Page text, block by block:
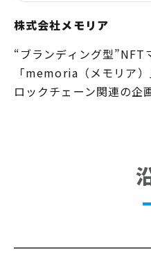
株式会社メモリア
“ブランディング型”NFT
「memoria（メモリア
ロックチェーン関連の企